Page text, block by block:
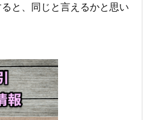
と、同じと言えるかと思い